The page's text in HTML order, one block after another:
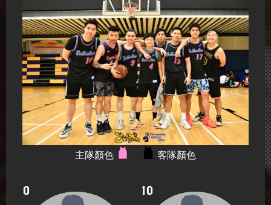
主隊顏色 客隊顏色
0 10